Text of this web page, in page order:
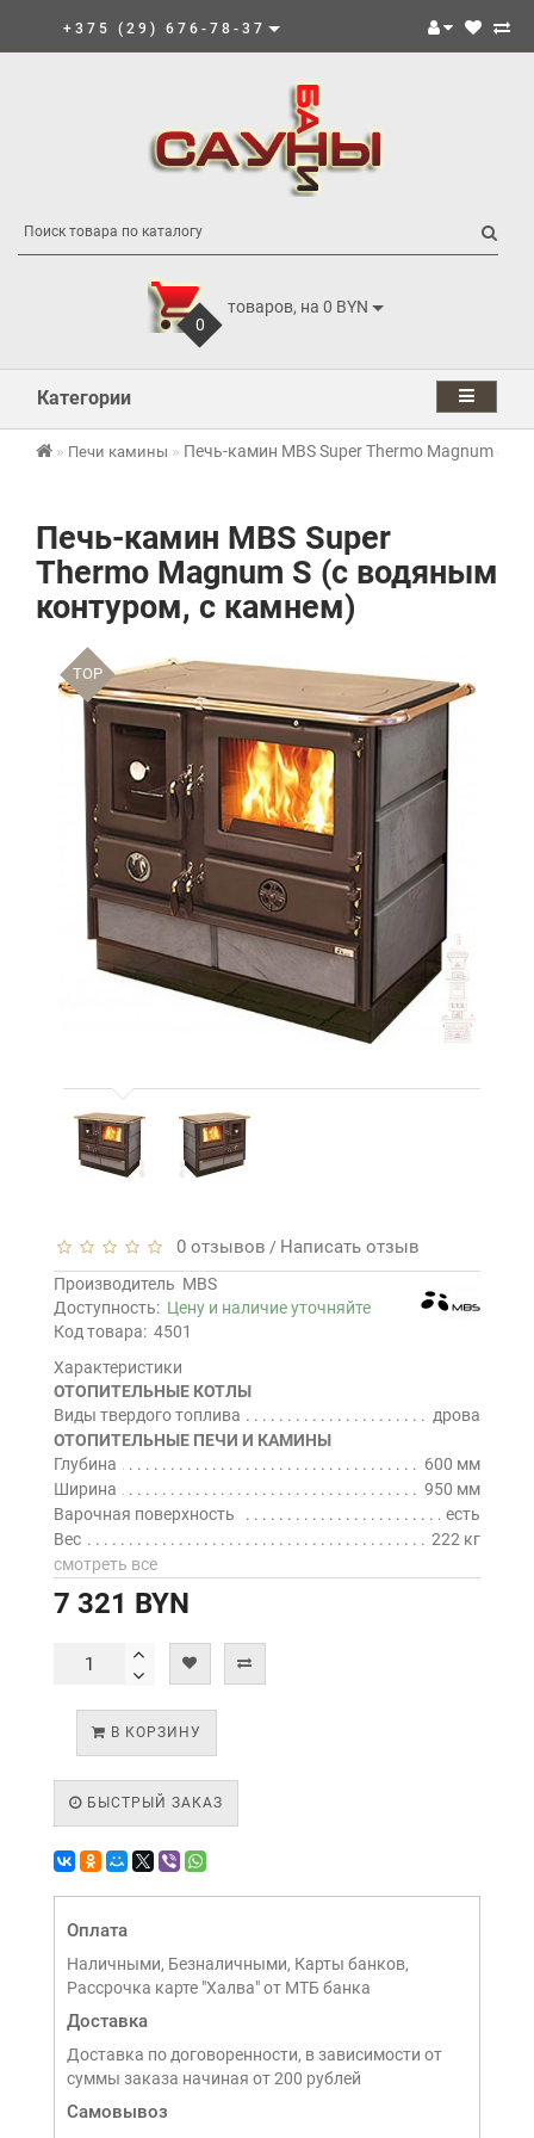
+375 (29) 676-78-37
0
товаров, на 0 BYN
Категории
Печи камины Печь-камин MBS Super Thermo Magnum S
Печь-камин MBS Super
Thermo Magnum S (с водяным
контуром, с камнем)
TOP
0 отзывов / Написать отзыв
Производитель MBS
Доступность: Цену и наличие уточняйте
Код товара: 4501
Характеристики
ОТОПИТЕЛЬНЫЕ КОТЛЫ
Виды твердого топлива
дрова
ОТОПИТЕЛЬНЫЕ ПЕЧИ И КАМИНЫ
Глубина
600 мм
Ширина
950 мм
Варочная поверхность
есть
Вес
222 кг
смотреть все
7 321 BYN
В КОРЗИНУ
БЫСТРЫЙ ЗАКАЗ
Оплата
Наличными, Безналичными, Карты банков,
Рассрочка карте "Халва" от МТБ банка
Доставка
Доставка по договоренности, в зависимости от
суммы заказа начиная от 200 рублей
Самовывоз